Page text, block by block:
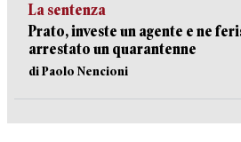
La sentenza
Prato, investe un agente e ne
arrestato un quarantenne
di Paolo Nencioni